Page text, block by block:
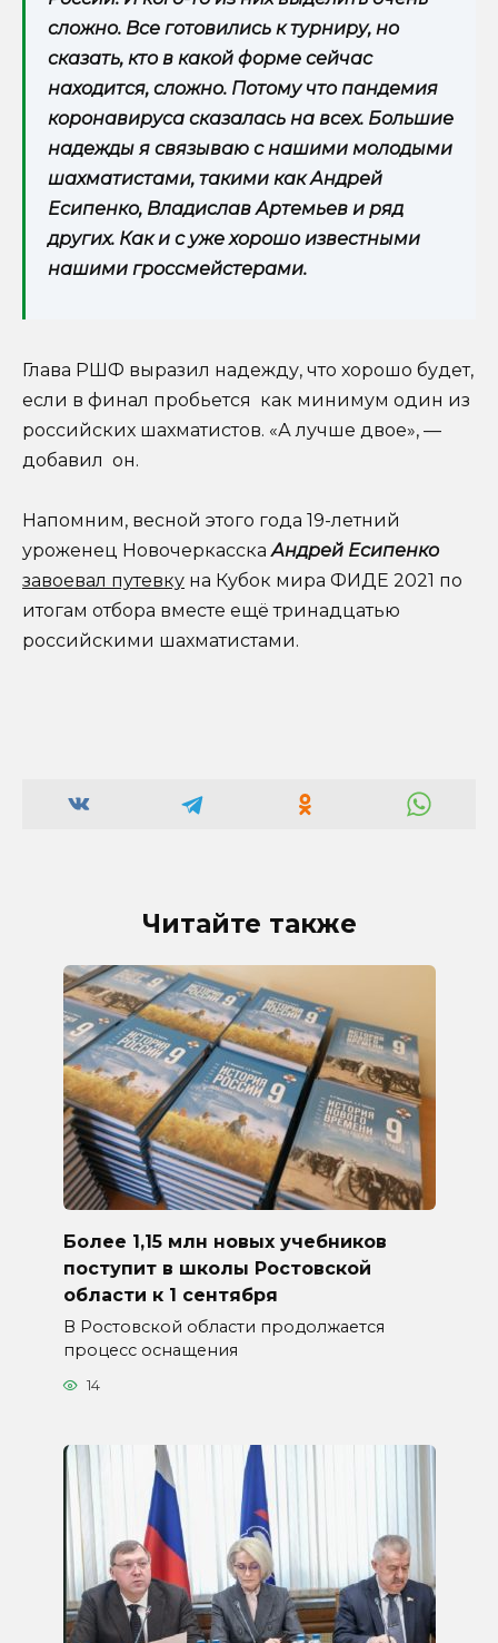
сложно. Все готовились к турниру, но
сказать, кто в какой форме сейчас
находится, сложно. Потому что пандемия
коронавируса сказалась на всех. Большие
надежды я связываю с нашими молодыми
шахматистами, такими как Андрей
Есипенко, Владислав Артемьев и ряд
других. Как и с уже хорошо известными
нашими гроссмейстерами.
Глава РШФ выразил надежду, что хорошо будет,
если в финал пробьется как минимум один из
российских шахматистов. «А лучше двое», —
добавил он.
Напомним, весной этого года 19-летний
уроженец НовочеркасскаАндрей Есипенко
завоевал путевку на Кубок мира ФИДЕ 2021 по
итогам отбора вместе ещё тринадцатью
российскими шахматистами.
Читайте также
Более 1,15 млн новых учебников
поступит в школы Ростовской
области к 1 сентября
В Ростовской области продолжается
процесс оснащения
14